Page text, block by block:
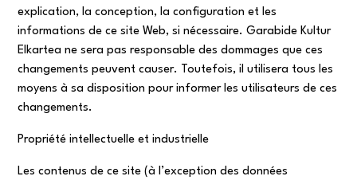
explication, la conception, la configuration et les
informations de ce site Web, si nécessaire. Garabide Kultur
Elkartea ne sera pas responsable des dommages que ces
changements peuvent causer. Toutefois, il utilisera tous les
moyens à sa disposition pour informer les utilisateurs de ces
changements.
Propriété intellectuelle et industrielle
Les contenus de ce site (à l’exception des données